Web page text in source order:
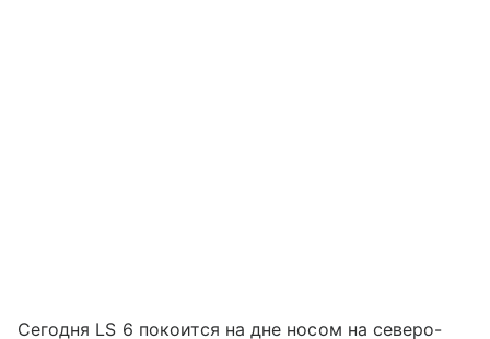
Сегодня LS 6 покоится на дне носом на северо-